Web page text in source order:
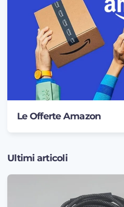
Le Offerte Amazon
Ultimi articoli